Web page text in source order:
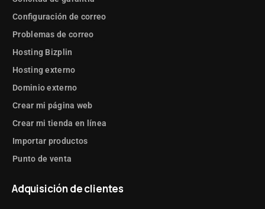
Configuración de correo
Problemas de correo
Hosting Bizplin
Hosting externo
Dominio externo
Crear mi página web
Crear mi tienda en línea
Importar productos
Punto de venta
Adquisición de clientes